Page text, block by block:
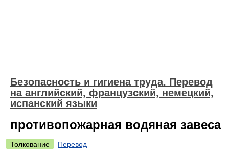
Безопасность и гигиена труда. Перевод
на английский, французский, немецкий,
испанский языки
противопожарная водяная завеса
Толкование
Перевод